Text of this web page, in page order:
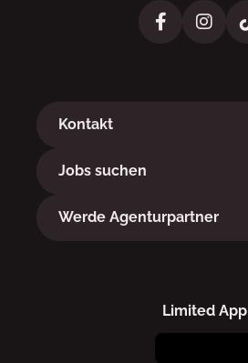
Kontakt
Jobs suchen
Werde Agenturpartner
Limited App